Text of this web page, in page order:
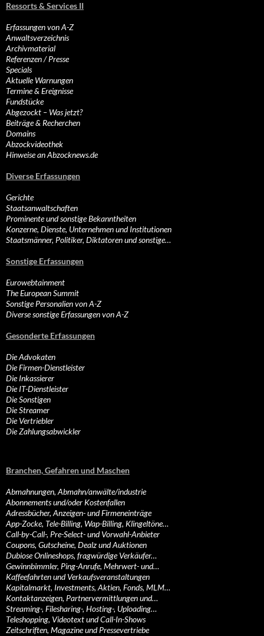
Ressorts & Services II
Erfassungen von A-Z
Anwaltsverzeichnis
Archivmaterial
Referenzen / Presse
Specials
Aktuelle Warnungen
Termine & Ereignisse
Fundstücke
Abgezockt – Was jetzt?
Beiträge & Recherchen
Domains
Abzockvideothek
Hinweise an Abzocknews.de
Diverse Erfassungen
Gerichte
Staatsanwaltschaften
Prominente und sonstige Bekanntheiten
Konzerne, Dienste, Unternehmen und Institutionen
Staatsmänner, Politiker, Diktatoren und sonstige…
Sonstige Erfassungen
Eurowebtainment
The European Summit
Sonstige Personalien von A-Z
Diverse sonstige Erfassungen von A-Z
Gesonderte Erfassungen
Die Advokaten
Die Firmen-Dienstleister
Die Inkassierer
Die IT-Dienstleister
Die Sonstigen
Die Streamer
Die Vertriebler
Die Zahlungsabwickler
Branchen, Gefahren und Maschen
Abmahnungen, Abmahn/anwälte/industrie
Abonnements und/oder Kostenfallen
Adressbücher, Anzeigen- und Firmeneinträge
App-Zocke, Tele-Billing, Wap-Billing, Klingeltöne…
Call-by-Call-, Pre-Select- und Vorwahl-Anbieter
Coupons, Gutscheine, Dealz und Auktionen
Dubiose Onlineshops, fragwürdige Verkäufer…
Gewinnbimmler, Ping-Anrufe, Mehrwert- und…
Kaffeefahrten und Verkaufsveranstaltungen
Kapitalmarkt, Investments, Aktien, Fonds, MLM…
Kontaktanzeigen, Partnervermittlungen und…
Streaming-, Filesharing-, Hosting-, Uploading…
Teleshopping, Videotext und Call-In-Shows
Zeitschriften, Magazine und Pressevertriebe